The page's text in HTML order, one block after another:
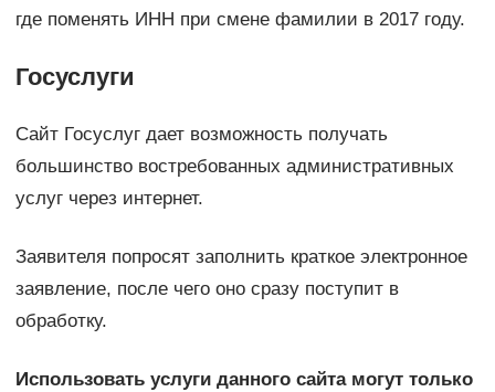
где поменять ИНН при смене фамилии в 2017 году.
Госуслуги
Сайт Госуслуг дает возможность получать
большинство востребованных административных
услуг через интернет.
Заявителя попросят заполнить краткое электронное
заявление, после чего оно сразу поступит в
обработку.
Использовать услуги данного сайта могут только